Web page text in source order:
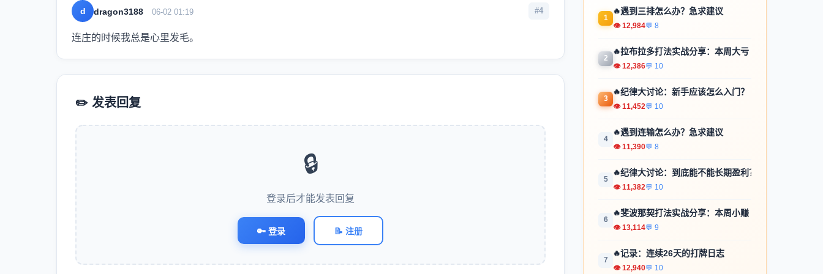
d dragon3188 06-02 01:19 #4
连庄的时候我总是心里发毛。
✏️ 发表回复
🔒
登录后才能发表回复
🔑 登录 📝 注册
1
🔥遇到三排怎么办？急求建议
👁 12,984💬 8
2
🔥拉布拉多打法实战分享：本周大亏
👁 12,386💬 10
3
🔥纪律大讨论：新手应该怎么入门？
👁 11,452💬 10
4
🔥遇到连输怎么办？急求建议
👁 11,390💬 8
5
🔥纪律大讨论：到底能不能长期盈利？
👁 11,382💬 10
6
🔥斐波那契打法实战分享：本周小赚
👁 13,114💬 9
7
🔥记录：连续26天的打牌日志
👁 12,940💬 10